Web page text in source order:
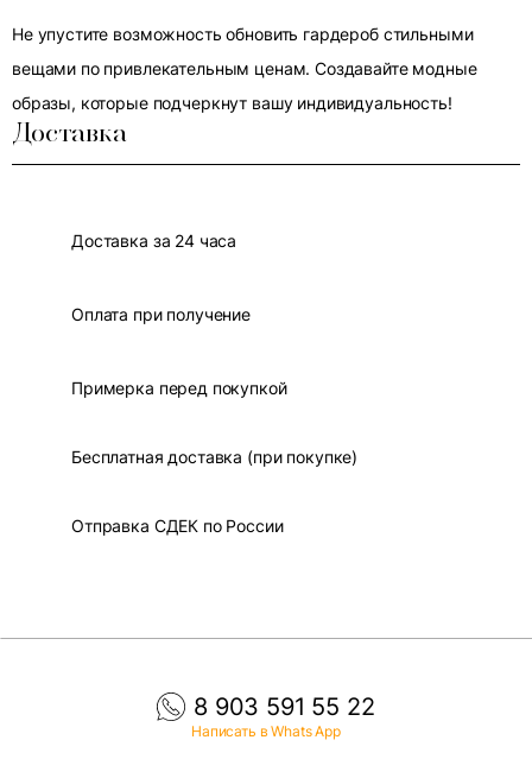
Не упустите возможность обновить гардероб стильными
вещами по привлекательным ценам. Создавайте модные
образы, которые подчеркнут вашу индивидуальность!
Доставка
Доставка за 24 часа
Оплата при получение
Примерка перед покупкой
Бесплатная доставка (при покупке)
Отправка СДЕК по России
8 903 591 55 22
Написать в Whats App